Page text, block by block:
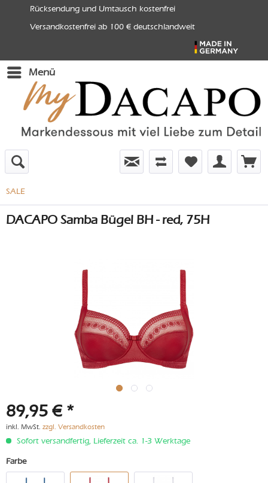
Rücksendung und Umtausch kostenfrei
Versandkostenfrei ab 100 € deutschlandweit
Menü
SALE
DACAPO Samba Bügel BH - red, 75H
89,95 € *
inkl. MwSt. zzgl. Versandkosten
Sofort versandfertig, Lieferzeit ca. 1-3 Werktage
Farbe